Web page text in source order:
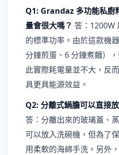
Q1: Grandaz 多功能私廚
量會很大嗎？ 答：1200W
的標準功率。由於這款機
分鐘煎蛋、6 分鐘煮麵）
此實際耗電量並不大，反
具更具能源效益。
Q2: 分離式鍋膽可以直接
答：分離出來的玻璃蓋、
可以放入洗碗機，但為了
用柔軟的海綿手洗。另外